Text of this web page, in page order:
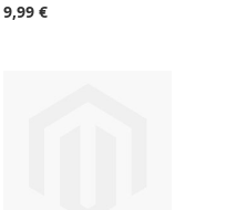
9,99 €